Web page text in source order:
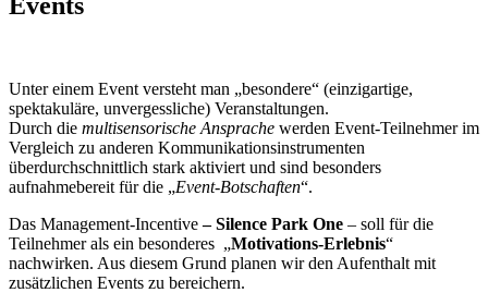
Events
Unter einem Event versteht man „besondere“ (einzigartige,
spektakuläre, unvergessliche) Veranstaltungen.
Durch die multisensorische Ansprache werden Event-Teilnehmer im
Vergleich zu anderen Kommunikationsinstrumenten
überdurchschnittlich stark aktiviert und sind besonders
aufnahmebereit für die „Event-Botschaften“.
Das Management-Incentive– Silence Park One – soll für die
Teilnehmer als ein besonderes „Motivations-Erlebnis“
nachwirken. Aus diesem Grund planen wir den Aufenthalt mit
zusätzlichen Events zu bereichern.